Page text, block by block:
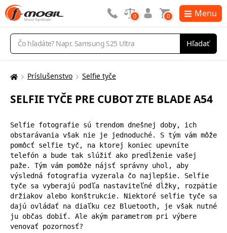
Vyhľadávanie
Hľadať
0 0 Menu
Tu
nachádzate:
Príslušenstvo Selfie tyče
SELFIE TYČE PRE CUBOT ZTE BLADE A54
Selfie fotografie sú trendom dnešnej doby, ich
obstarávania však nie je jednoduché. S tým vám môže
pomôcť selfie tyč, na ktorej koniec upevníte
telefón a bude tak slúžiť ako predĺženie vašej
paže. Tým vám pomôže nájsť správny uhol, aby
výsledná fotografia vyzerala čo najlepšie. Selfie
tyče sa vyberajú podľa nastaviteľné dĺžky, rozpätie
držiakov alebo konštrukcie. Niektoré selfie tyče sa
dajú ovládať na diaľku cez Bluetooth, je však nutné
ju občas dobiť. Ale akým parametrom pri výbere
venovať pozornosť?